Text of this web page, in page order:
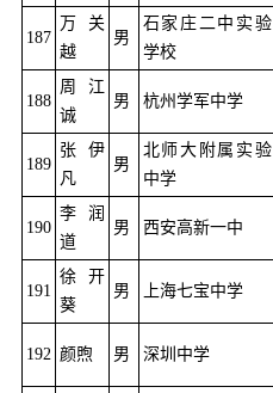
187
万关
越
男
石家庄二中实验
学校
188
周江
诚
男 杭州学军中学
189
张伊
凡
男
北师大附属实验
中学
190
李润
道
男 西安高新一中
191
徐开
葵
男 上海七宝中学
192 颜煦 男 深圳中学